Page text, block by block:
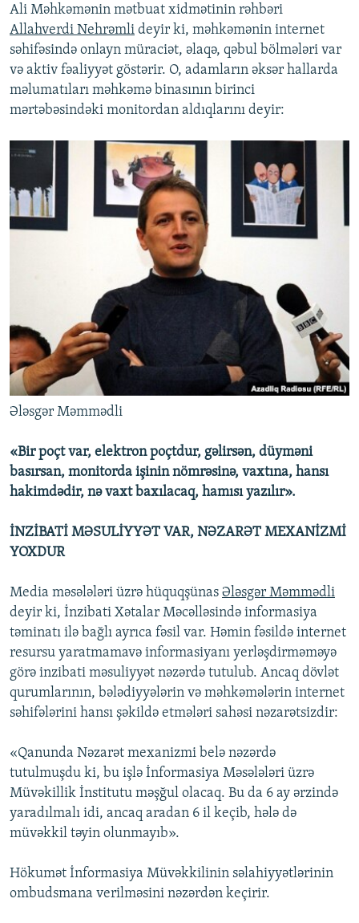
Ali Məhkəmənin mətbuat xidmətinin rəhbəri
Allahverdi Nehrəmli deyir ki, məhkəmənin internet
səhifəsində onlayn müraciət, əlaqə, qəbul bölmələri var
və aktiv fəaliyyət göstərir. O, adamların əksər hallarda
məlumatıları məhkəmə binasının birinci
mərtəbəsindəki monitordan aldıqlarını deyir:
Ələsgər Məmmədli
«Bir poçt var, elektron poçtdur, gəlirsən, düyməni
basırsan, monitorda işinin nömrəsinə, vaxtına, hansı
hakimdədir, nə vaxt baxılacaq, hamısı yazılır».
İNZİBATİ MƏSULİYYƏT VAR, NƏZARƏT MEXANİZMİ
YOXDUR
Media məsələləri üzrə hüquqşünas Ələsgər Məmmədli
deyir ki, İnzibati Xətalar Məcəlləsində informasiya
təminatı ilə bağlı ayrıca fəsil var. Həmin fəsildə internet
resursu yaratmamavə informasiyanı yerləşdirməməyə
görə inzibati məsuliyyət nəzərdə tutulub. Ancaq dövlət
qurumlarının, bələdiyyələrin və məhkəmələrin internet
səhifələrini hansı şəkildə etmələri sahəsi nəzarətsizdir:
«Qanunda Nəzarət mexanizmi belə nəzərdə
tutulmuşdu ki, bu işlə İnformasiya Məsələləri üzrə
Müvəkillik İnstitutu məşğul olacaq. Bu da 6 ay ərzində
yaradılmalı idi, ancaq aradan 6 il keçib, hələ də
müvəkkil təyin olunmayıb».
Hökumət İnformasiya Müvəkkilinin səlahiyyətlərinin
ombudsmana verilməsini nəzərdən keçirir.